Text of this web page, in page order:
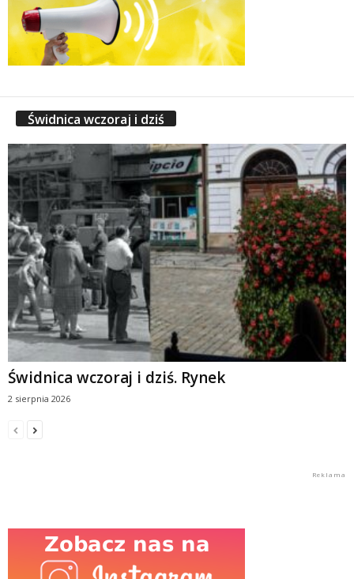
Świdnica wczoraj i dziś
Świdnica wczoraj i dziś. Rynek
2 sierpnia 2026